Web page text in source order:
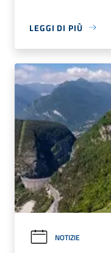
LEGGI DI PIÙ
NOTIZIE